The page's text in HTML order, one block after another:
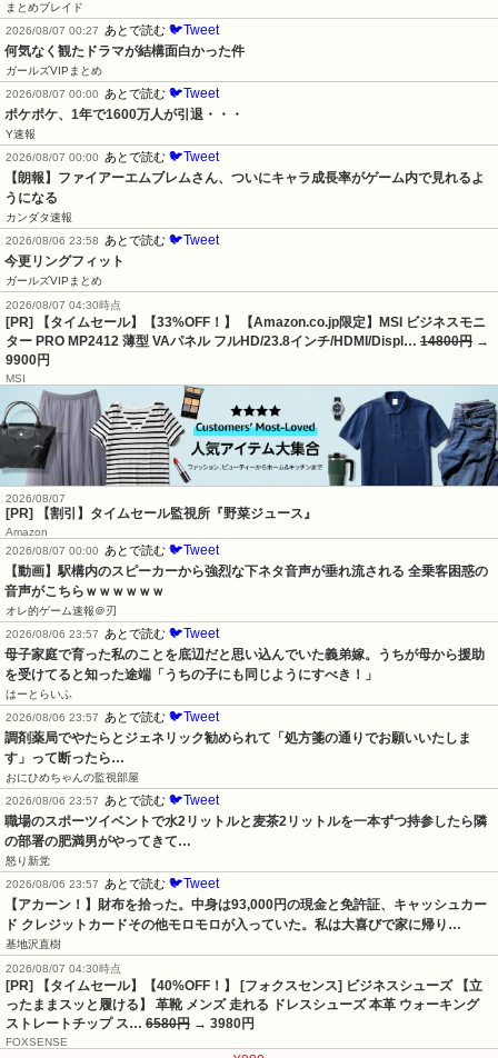
まとめブレイド
2026/08/07 00:27
あとで読む 🐦Tweet
何気なく観たドラマが結構面白かった件
ガールズVIPまとめ
2026/08/07 00:00
あとで読む 🐦Tweet
ポケポケ、1年で1600万人が引退・・・
Y速報
2026/08/07 00:00
あとで読む 🐦Tweet
【朗報】ファイアーエムブレムさん、ついにキャラ成長率がゲーム内で見れるよ
うになる
カンダタ速報
2026/08/06 23:58
あとで読む 🐦Tweet
今更リングフィット
ガールズVIPまとめ
2026/08/07 04:30時点
[PR] 【タイムセール】【33%OFF！】 【Amazon.co.jp限定】MSI ビジネスモニ
ター PRO MP2412 薄型 VAパネル フルHD/23.8インチ/HDMI/Displ… 14800円 →
9900円
MSI
2026/08/07
[PR] 【割引】タイムセール監視所『野菜ジュース』
Amazon
2026/08/07 00:00
あとで読む 🐦Tweet
【動画】駅構内のスピーカーから強烈な下ネタ音声が垂れ流される 全乗客困惑の
音声がこちらｗｗｗｗｗｗ
オレ的ゲーム速報＠刃
2026/08/06 23:57
あとで読む 🐦Tweet
母子家庭で育った私のことを底辺だと思い込んでいた義弟嫁。うちが母から援助
を受けてると知った途端「うちの子にも同じようにすべき！」
はーとらいふ
2026/08/06 23:57
あとで読む 🐦Tweet
調剤薬局でやたらとジェネリック勧められて「処方箋の通りでお願いいたしま
す」って断ったら…
おにひめちゃんの監視部屋
2026/08/06 23:57
あとで読む 🐦Tweet
職場のスポーツイベントで水2リットルと麦茶2リットルを一本ずつ持参したら隣
の部署の肥満男がやってきて…
怒り新党
2026/08/06 23:57
あとで読む 🐦Tweet
【アカーン！】財布を拾った。中身は93,000円の現金と免許証、キャッシュカー
ド クレジットカードその他モロモロが入っていた。私は大喜びで家に帰り…
基地沢直樹
2026/08/07 04:30時点
[PR] 【タイムセール】【40%OFF！】 [フォクスセンス] ビジネスシューズ 【立
ったままスッと履ける】 革靴 メンズ 走れる ドレスシューズ 本革 ウォーキング
ストレートチップ ス… 6580円 → 3980円
FOXSENSE